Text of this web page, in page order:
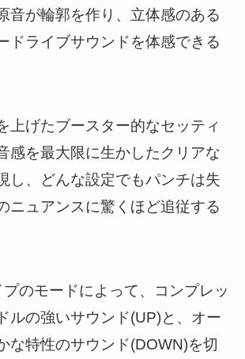
音が輪郭を作り、立体感のある
ドライブサウンドを体感できる
上げたブースター的なセッティ
感を最大限に生かしたクリアな
し、どんな設定でもパンチは失
ニュアンスに驚くほど追従する
のモードによって、コンプレッ
ルの強いサウンド(UP)と、オー
な特性のサウンド(DOWN)を切